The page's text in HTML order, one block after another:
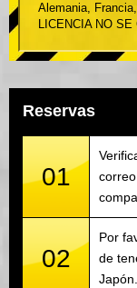
Alemania,
LICENCIA NO SE
Reservas
01
02
Por
de
Japón.